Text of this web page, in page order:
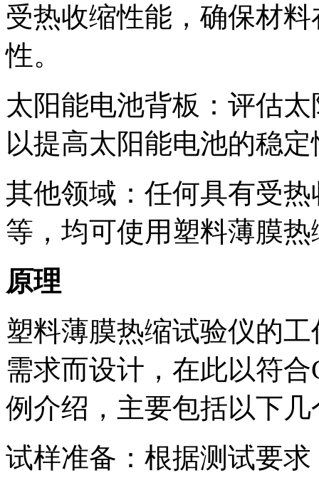
受热收缩性能，确保材
性。
太阳能电池背板：评估
以提高太阳能电池的稳
其他领域：任何具有受
等，均可使用塑料薄膜
原理
塑料薄膜热缩试验仪的
需求而设计，在此以符
例介绍，主要包括以下
试样准备：根据测试要